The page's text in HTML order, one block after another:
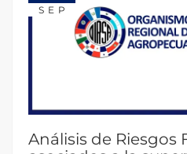
SEP
Análisis de Riesgos